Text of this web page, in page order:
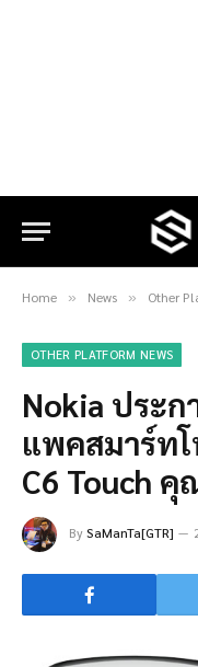
Home » News » Other
OTHER PLATFORM NEWS
Nokia ประ
แพคสมาร์ท
C6 Touch
BySaManTa[GTR]